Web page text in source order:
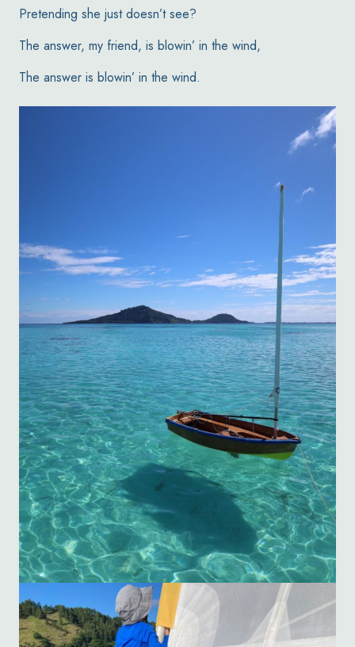
Pretending she just doesn’t see?
The answer, my friend, is blowin’ in the wind,
The answer is blowin’ in the wind.